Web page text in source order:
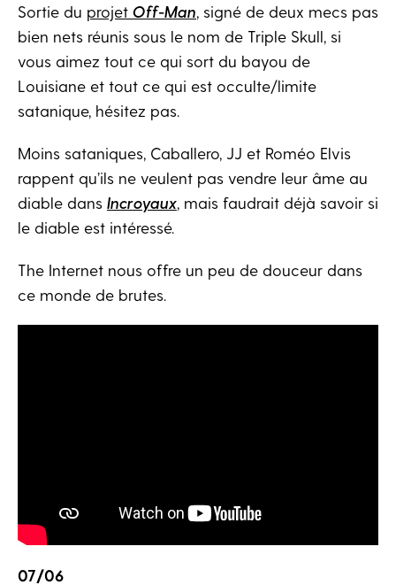
Sortie du projet Off-Man , signé de deux mecs pas
bien nets réunis sous le nom de Triple Skull, si
vous aimez tout ce qui sort du bayou de
Louisiane et tout ce qui est occulte/limite
satanique, hésitez pas.
Moins sataniques, Caballero, JJ et Roméo Elvis
rappent qu’ils ne veulent pas vendre leur âme au
diable dans Incroyaux , mais faudrait déjà savoir si
le diable est intéressé.
The Internet nous offre un peu de douceur dans
ce monde de brutes.
07/06